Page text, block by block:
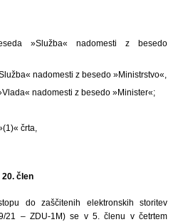
»Služba« nadomesti z besedo
nadomesti z besedo »Ministrstvo«,
nadomesti z besedo »Minister«;
črta,
20. člen
do zaščitenih elektronskih storitev
21 – ZDU-1M) se v 5. členu v četrtem